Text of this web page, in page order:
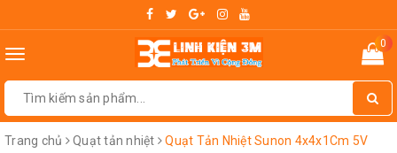
Toggle
0
Trang chủ Quạt tản nhiệt
Quạt Tản Nhiệt Sunon 4x4x1Cm 5V